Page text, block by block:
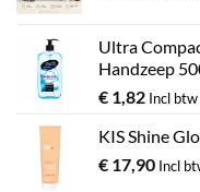
Ultra
Handzeep
€ 1,82 Incl btw
KIS Shine
€ 17,90 Incl